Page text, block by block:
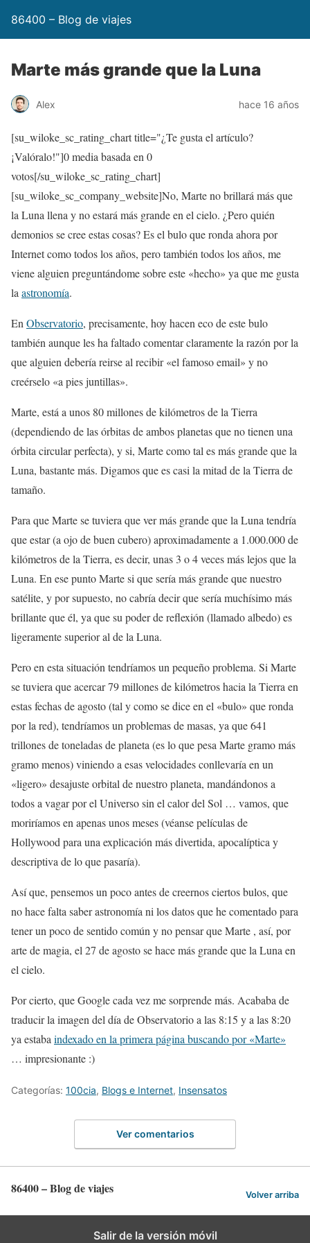
86400 – Blog de viajes
Marte más grande que la Luna
Alex hace 16 años
[su_wiloke_sc_rating_chart title="¿Te gusta el artículo?
¡Valóralo!"]0media basada en 0
votos[/su_wiloke_sc_rating_chart]
[su_wiloke_sc_company_website]No, Marte no brillará más que
la Luna llena y no estará más grande en el cielo. ¿Pero quién
demonios se cree estas cosas? Es el bulo que ronda ahora por
Internet como todos los años, pero también todos los años, me
viene alguien preguntándome sobre este «hecho» ya que me gusta
la astronomía.
En Observatorio, precisamente, hoy hacen eco de este bulo
también aunque les ha faltado comentar claramente la razón por la
que alguien debería reirse al recibir «el famoso email» y no
creérselo «a pies juntillas».
Marte, está a unos 80 millones de kilómetros de la Tierra
(dependiendo de las órbitas de ambos planetas que no tienen una
órbita circular perfecta), y si, Marte como tal es más grande que la
Luna, bastante más. Digamos que es casi la mitad de la Tierra de
tamaño.
Para que Marte se tuviera que ver más grande que la Luna tendría
que estar (a ojo de buen cubero) aproximadamente a 1.000.000 de
kilómetros de la Tierra, es decir, unas 3 o 4 veces más lejos que la
Luna. En ese punto Marte si que sería más grande que nuestro
satélite, y por supuesto, no cabría decir que sería muchísimo más
brillante que él, ya que su poder de reflexión (llamado albedo) es
ligeramente superior al de la Luna.
Pero en esta situación tendríamos un pequeño problema. Si Marte
se tuviera que acercar 79 millones de kilómetros hacia la Tierra en
estas fechas de agosto (tal y como se dice en el «bulo» que ronda
por la red), tendríamos un problemas de masas, ya que 641
trillones de toneladas de planeta (es lo que pesa Marte gramo más
gramo menos) viniendo a esas velocidades conllevaría en un
«ligero» desajuste orbital de nuestro planeta, mandándonos a
todos a vagar por el Universo sin el calor del Sol … vamos, que
moriríamos en apenas unos meses (véanse películas de
Hollywood para una explicación más divertida, apocalíptica y
descriptiva de lo que pasaría).
Así que, pensemos un poco antes de creernos ciertos bulos, que
no hace falta saber astronomía ni los datos que he comentado para
tener un poco de sentido común y no pensar que Marte , así, por
arte de magia, el 27 de agosto se hace más grande que la Luna en
el cielo.
Por cierto, que Google cada vez me sorprende más. Acababa de
traducir la imagen del día de Observatorio a las 8:15 y a las 8:20
ya estaba indexado en la primera página buscando por «Marte»
… impresionante :)
Categorías: 100cia, Blogs e Internet, Insensatos
Ver comentarios
86400 – Blog de viajes Volver arriba
Salir de la versión móvil